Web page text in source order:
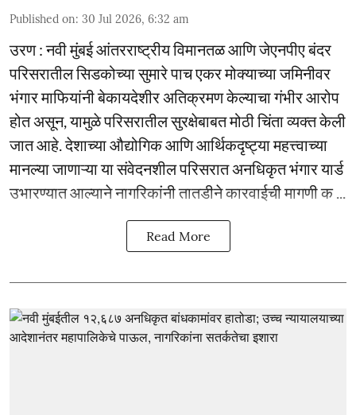
Published on: 30 Jul 2026, 6:32 am
उरण : नवी मुंबई आंतरराष्ट्रीय विमानतळ आणि जेएनपीए बंदर
परिसरातील सिडकोच्या सुमारे पाच एकर मोक्याच्या जमिनीवर
भंगार माफियांनी बेकायदेशीर अतिक्रमण केल्याचा गंभीर आरोप
होत असून, यामुळे परिसरातील सुरक्षेबाबत मोठी चिंता व्यक्त केली
जात आहे. देशाच्या औद्योगिक आणि आर्थिकदृष्ट्या महत्त्वाच्या
मानल्या जाणाऱ्या या संवेदनशील परिसरात अनधिकृत भंगार यार्ड
उभारण्यात आल्याने नागरिकांनी तातडीने कारवाईची मागणी क ...
Read More